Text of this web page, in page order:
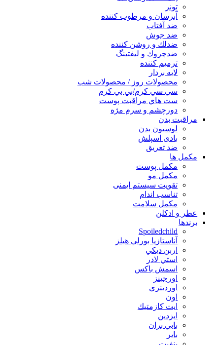
تونر
آبرسان و مرطوب كننده
ضد آفتاب
ضد جوش
ضدلك و روشن كننده
ضدچروك و ليفتينگ
ترميم كننده
لايه بردار
محصولات روز / محصولات شب
سي سي كرم/بي بي كرم
ست هاي مراقبت پوست
دورچشم و سرم مژه
مراقبت بدن
لوسیون بدن
بادی اسپلش
ضد تعریق
مكمل ها
مکمل پوست
مکمل مو
تقویت سیستم ایمنی
تناسب اندام
مکمل سلامت
عطر و ادکلن
برندها
Spoiledchild
آناستازيا بورلي هيلز
اربن ديكي
استي لادر
اسمش باكس
اورجينز
اوردينري
اون
ايت كازمتيك
ايزدين
بابي بران
بایر